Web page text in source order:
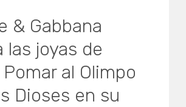
& Gabbana
las joyas de
Pomar al Olimpo
Dioses en su